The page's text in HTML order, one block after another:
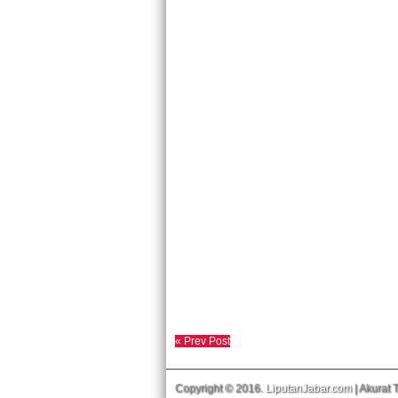
« Prev Post
Copyright © 2016. LiputanJabar.com| Akurat